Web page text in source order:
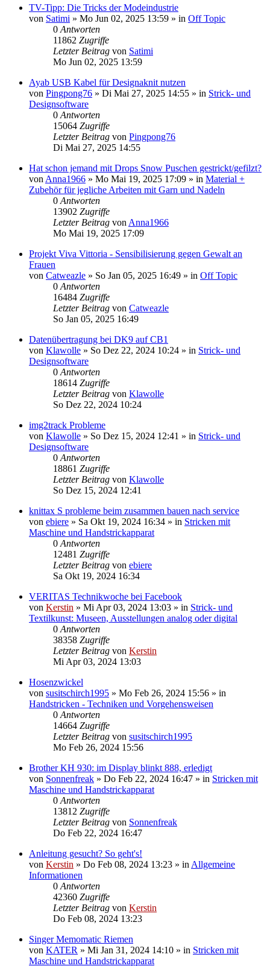
TV-Tipp: Die Tricks der Modeindustrie
von Satimi » Mo Jun 02, 2025 13:59 » in Off Topic
0 Antworten
11862 Zugriffe
Letzter Beitrag von Satimi
Mo Jun 02, 2025 13:59
Ayab USB Kabel für Designaknit nutzen
von Pingpong76 » Di Mai 27, 2025 14:55 » in Strick- und
Designsoftware
0 Antworten
15064 Zugriffe
Letzter Beitrag von Pingpong76
Di Mai 27, 2025 14:55
Hat schon jemand mit Drops Snow Puschen gestrickt/gefilzt?
von Anna1966 » Mo Mai 19, 2025 17:09 » in Material +
Zubehör für jegliche Arbeiten mit Garn und Nadeln
0 Antworten
13902 Zugriffe
Letzter Beitrag von Anna1966
Mo Mai 19, 2025 17:09
Projekt Viva Vittoria - Sensibilisierung gegen Gewalt an
Frauen
von Catweazle » So Jan 05, 2025 16:49 » in Off Topic
0 Antworten
16484 Zugriffe
Letzter Beitrag von Catweazle
So Jan 05, 2025 16:49
Datenübertragung bei DK9 auf CB1
von Klawolle » So Dez 22, 2024 10:24 » in Strick- und
Designsoftware
0 Antworten
18614 Zugriffe
Letzter Beitrag von Klawolle
So Dez 22, 2024 10:24
img2track Probleme
von Klawolle » So Dez 15, 2024 12:41 » in Strick- und
Designsoftware
0 Antworten
18861 Zugriffe
Letzter Beitrag von Klawolle
So Dez 15, 2024 12:41
knittax S probleme beim zusammen bauen nach service
von ebiere » Sa Okt 19, 2024 16:34 » in Stricken mit
Maschine und Handstrickapparat
0 Antworten
12481 Zugriffe
Letzter Beitrag von ebiere
Sa Okt 19, 2024 16:34
VERITAS Technikwoche bei Facebook
von Kerstin » Mi Apr 03, 2024 13:03 » in Strick- und
Textilkunst: Museen, Ausstellungen analog oder digital
0 Antworten
38358 Zugriffe
Letzter Beitrag von Kerstin
Mi Apr 03, 2024 13:03
Hosenzwickel
von susitschirch1995 » Mo Feb 26, 2024 15:56 » in
Handstricken - Techniken und Vorgehensweisen
0 Antworten
14664 Zugriffe
Letzter Beitrag von susitschirch1995
Mo Feb 26, 2024 15:56
Brother KH 930: im Display blinkt 888, erledigt
von Sonnenfreak » Do Feb 22, 2024 16:47 » in Stricken mit
Maschine und Handstrickapparat
0 Antworten
13812 Zugriffe
Letzter Beitrag von Sonnenfreak
Do Feb 22, 2024 16:47
Anleitung gesucht? So geht's!
von Kerstin » Do Feb 08, 2024 13:23 » in Allgemeine
Informationen
0 Antworten
42360 Zugriffe
Letzter Beitrag von Kerstin
Do Feb 08, 2024 13:23
Singer Memomatic Riemen
von KATER » Mi Jan 31, 2024 14:10 » in Stricken mit
Maschine und Handstrickapparat